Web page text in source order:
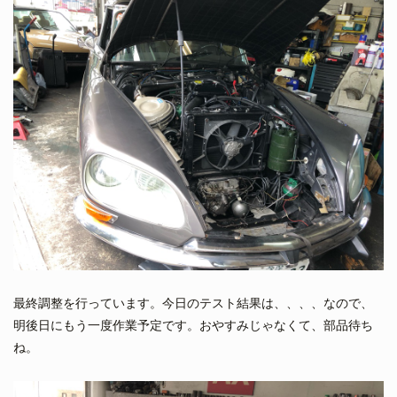
最終調整を行っています。今日のテスト結果は、、、、なので、
明後日にもう一度作業予定です。おやすみじゃなくて、部品待ち
ね。